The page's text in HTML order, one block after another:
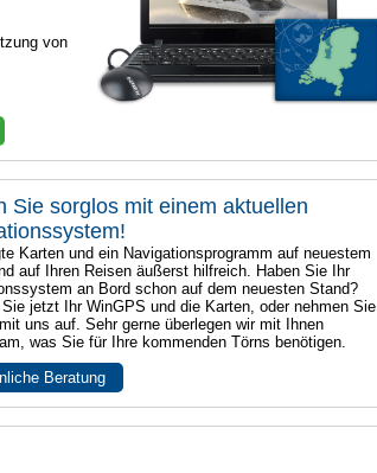
von
Sie sorglos mit einem aktuellen
Karten und ein Navigationsprogramm auf neuestem
auf Ihren Reisen äußerst hilfreich. Haben Sie Ihr
an Bord schon auf dem neuesten Stand?
Sie jetzt Ihr WinGPS und die Karten, oder nehmen Sie
uns auf. Sehr gerne überlegen wir mit Ihnen
was Sie für Ihre kommenden Törns benötigen.
Beratung